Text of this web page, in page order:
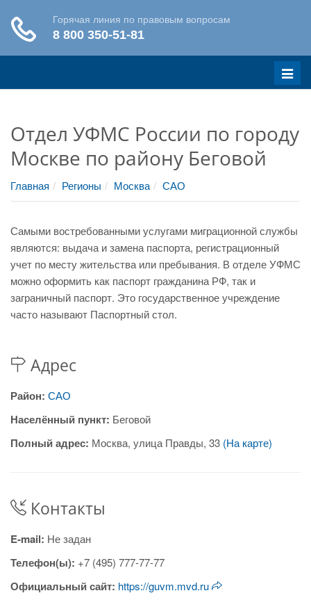
Меню
Отдел УФМС России по городу
Москве по району Беговой
Главная Регионы Москва САО
Самыми востребованными услугами миграционной службы
являются: выдача и замена паспорта, регистрационный
учет по месту жительства или пребывания. В отделе УФМС
можно оформить как паспорт гражданина РФ, так и
заграничный паспорт. Это государственное учреждение
часто называют Паспортный стол.
Адрес
Район: САО
Населённый пункт: Беговой
Полный адрес: Москва, улица Правды, 33 (На карте)
Контакты
E-mail: Не задан
Телефон(ы): +7 (495) 777-77-77
Официальный сайт: https://guvm.mvd.ru